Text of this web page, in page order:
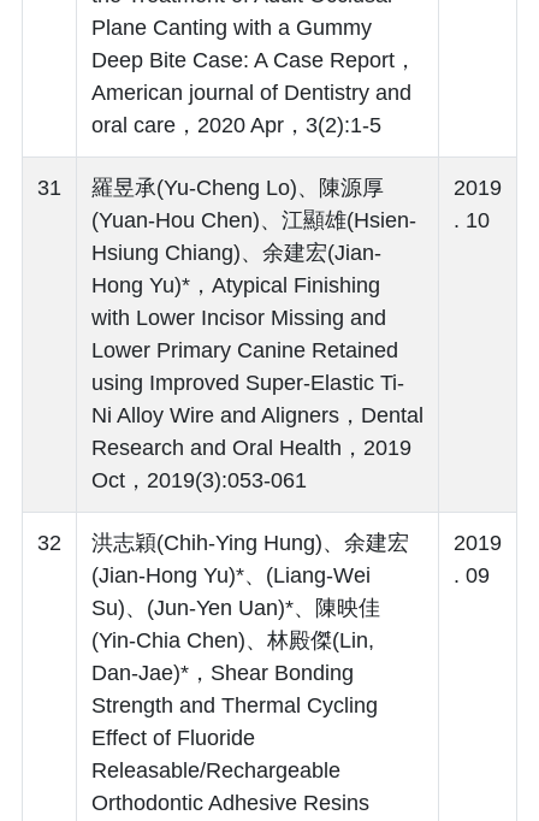
Plane Canting with a Gummy
Deep Bite Case: A Case Report，
American journal of Dentistry and
oral care，2020 Apr，3(2):1-5
31
羅昱承(Yu-Cheng Lo)、陳源厚
(Yuan-Hou Chen)、江顯雄(Hsien-
Hsiung Chiang)、余建宏(Jian-
Hong Yu)*，Atypical Finishing
with Lower Incisor Missing and
Lower Primary Canine Retained
using Improved Super-Elastic Ti-
Ni Alloy Wire and Aligners，Dental
Research and Oral Health，2019
Oct，2019(3):053-061
2019
. 10
32
洪志穎(Chih-Ying Hung)、余建宏
(Jian-Hong Yu)*、(Liang-Wei
Su)、(Jun-Yen Uan)*、陳映佳
(Yin-Chia Chen)、林殿傑(Lin,
Dan-Jae)*，Shear Bonding
Strength and Thermal Cycling
Effect of Fluoride
Releasable/Rechargeable
Orthodontic Adhesive Resins
2019
. 09